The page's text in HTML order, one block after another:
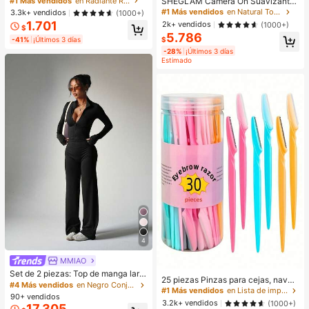
CosméTica Maquillaje Para Mujere
s Y NiñAs
3.3k+ vendidos
(1000+)
$1.701
-41% ¡Últimos 3 días
4
MMIAO
Set de 2 piezas: Top de manga larg
a con cierre de cremallera morado
+ Pantalones anchos de pierna anc
ha sueltos, conjunto de yoga y dep
#4 Más vendidos
en Negro Conjuntos deportivos para mujer
90+ vendidos
& Difuminador Prebase Marca de B
elleza Cosmética Maquillaje para
Mujeres y Niñas
#1 Más vendidos
en Natural Tono
2k+ vendidos
(1000+)
$5.786
-28% ¡Últimos 3 días
Estimado
25 piezas Pinzas para cejas, navaj
as, tijeras de mango largo, pinzas p
ara cejas de acero inoxidable, herra
#1 Más vendidos
en Lista de imprescindibles para enfermería Herram
3.2k+ vendidos
(1000+)